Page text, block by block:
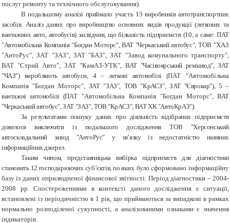
послуг ремонту та технічного обслуговування).
В подальшому аналізі приймало участь 13 виробників автотранспортних
засобів. Аналіз даних про виробництво основних видів продукції (легкових та
вантажних авто, автобусів) засвідчив, що більшість підприємств (10, а саме: ПАТ
"Автомобільна Компанія "Богдан Моторс", ВАТ "Черкаський автобус", ТОВ "ХАЗ
"АнтоРус", ЗАТ "ЗАЗ", ЗАТ "БАЗ", ЗАТ "Завод комунального транспорту",
ВАТ "Стрий Авто", ЗАТ "КамАЗ-УТК",ВАТ "Часівоярський ремзавод", ЗАТ
"ЧАЗ") виробляють автобуси, 4 – легкові автомобілі (ПАТ "Автомобільна
Компанія "Богдан Моторс", ЗАТ "ЗАЗ", ТОВ "КрАСЗ", ЗАТ "Єврокар"), 5 –
вантажні автомобілі (ПАТ "Автомобільна Компанія "Богдан Моторс", ВАТ
"Черкаський автобус", ЗАТ "ЗАЗ", ТОВ "КрАСЗ", ВАТ ХК "АвтоКрАЗ").
За результатами пошуку даних про діяльність відібраних підприємств
довелося виключити із подальшого дослідження ТОВ "Херсонський
автоскладальний завод "АнтоРус" у зв’язку із недостатністю наявних
інформаційних джерел.
Таким чином, представницька вибірка підприємств для діагностики
становить 12 господарюючих суб’єктів, пояких було сформовано інформаційну
базу із даних оприлюдненої фінансової звітності. Період діагностики – 2004-
2008 рр. Спостереженнями в контексті даного дослідження є ситуації,
встановлені із періодичністю в 1 рік, що приймаються за випадкові в рамках
нормально розподіленої сукупності, а аналізованими ознаками є значення
індикаторів.